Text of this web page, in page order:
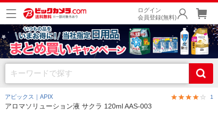
ログイン
会員登録(無料)
アピックス｜APIX 1
アロマソリューション液 サクラ 120ml AAS-003